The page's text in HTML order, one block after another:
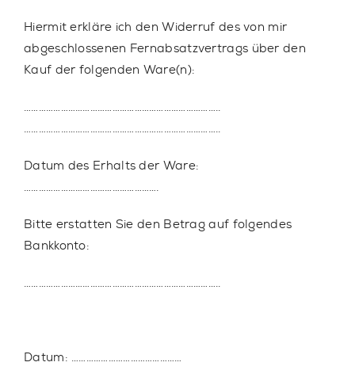
Hiermit erkläre ich den Widerruf des von mir
abgeschlossenen Fernabsatzvertrags über den
Kauf der folgenden Ware(n):
……………………………………………………………………..
……………………………………………………………………..
Datum des Erhalts der Ware:
……………………………………………….
Bitte erstatten Sie den Betrag auf folgendes
Bankkonto:
……………………………………………………………………..
Datum: ………………………………………